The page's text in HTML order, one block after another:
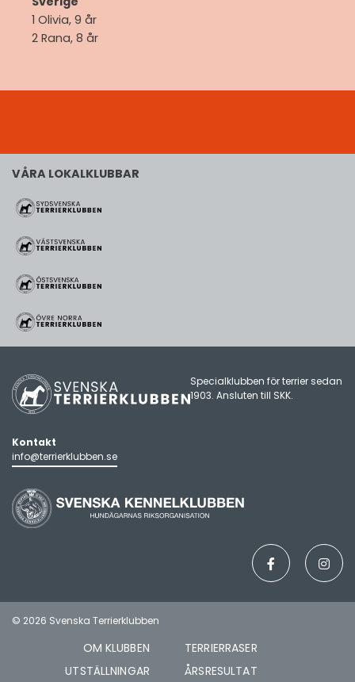
1 Olivia, 9 år
2 Rana, 8 år
VÅRA LOKALKLUBBAR
Specialklubben för terrier sedan
1903. Ansluten till SKK.
Kontakt
info@terrierklubben.se
© 2026 Svenska Terrierklubben
OM KLUBBEN
TERRIERRASER
UTSTÄLLNINGAR
ÅRSRESULTAT